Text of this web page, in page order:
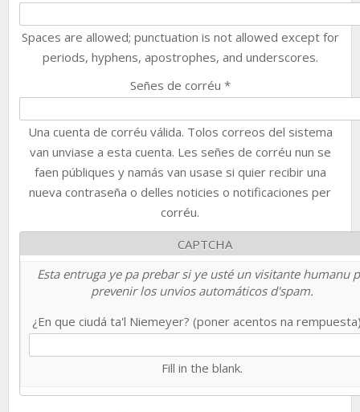
Spaces are allowed; punctuation is not allowed except for
periods, hyphens, apostrophes, and underscores.
Señes de corréu *
Una cuenta de corréu válida. Tolos correos del sistema
van unviase a esta cuenta. Les señes de corréu nun se
faen públiques y namás van usase si quier recibir una
nueva contraseña o delles noticies o notificaciones per
corréu.
CAPTCHA
Esta entruga ye pa prebar si ye usté un visitante humanu
prevenir los unvios automáticos d'spam.
¿En que ciudá ta'l Niemeyer? (poner acentos na
Fill in the blank.